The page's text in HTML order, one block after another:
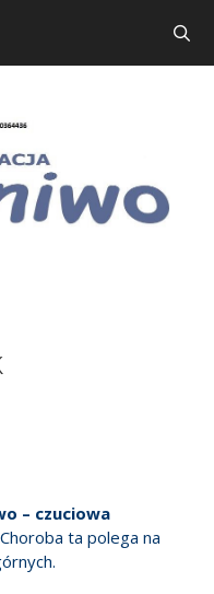
– czuciowa
ta polega na